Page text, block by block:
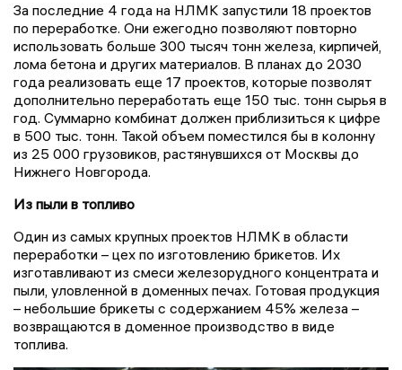
За последние 4 года на НЛМК запустили 18 проектов
по переработке. Они ежегодно позволяют повторно
использовать больше 300 тысяч тонн железа, кирпичей,
лома бетона и других материалов. В планах до 2030
года реализовать еще 17 проектов, которые позволят
дополнительно переработать еще 150 тыс. тонн сырья в
год. Суммарно комбинат должен приблизиться к цифре
в 500 тыс. тонн. Такой объем поместился бы в колонну
из 25 000 грузовиков, растянувшихся от Москвы до
Нижнего Новгорода.
Из пыли в топливо
Один из самых крупных проектов НЛМК в области
переработки – цех по изготовлению брикетов. Их
изготавливают из смеси железорудного концентрата и
пыли, уловленной в доменных печах. Готовая продукция
– небольшие брикеты с содержанием 45% железа –
возвращаются в доменное производство в виде
топлива.